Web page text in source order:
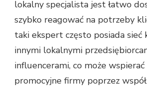
lokalny specjalista jest łatwo
szybko reagować na potrzeby
taki ekspert często posiada
innymi lokalnymi
influencerami, co może wspierać
promocyjne firmy poprzez